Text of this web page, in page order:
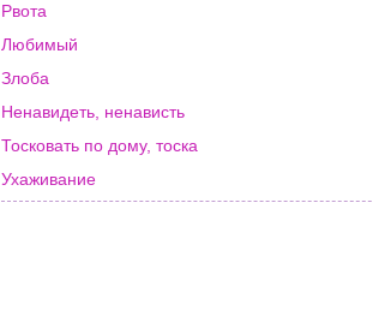
Рвота
Любимый
Злоба
Ненавидеть, ненависть
Тосковать по дому, тоска
Ухаживание